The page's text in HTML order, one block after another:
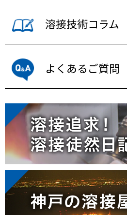
溶接技術コラム
よくあるご質問